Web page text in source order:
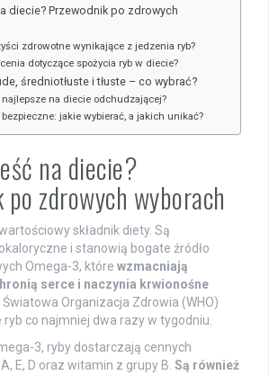
diecie? Przewodnik po zdrowych
zdrowotne wynikające z jedzenia ryb?
dotyczące spożycia ryb w diecie?
średniotłuste i tłuste – co wybrać?
najlepsze na diecie odchudzającej?
jakie wybierać, a jakich unikać?
na diecie?
zdrowych wyborach
składnik diety. Są
i stanowią bogate źródło
Omega-3, które wzmacniają
serce i naczynia krwionośne
Światowa Organizacja Zdrowia (WHO)
co najmniej dwa razy w tygodniu.
3, ryby dostarczają cennych
E, D oraz witamin z grupy B. Są również